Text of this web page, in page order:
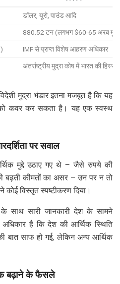
डॉलर, यूरो, पाउंड आदि
880.52 टन (लगभग $60-65 अरब
IMF से प्राप्त विशेष आहरण अधिकार
अंतर्राष्ट्रीय मुद्रा कोष में भारत की
मुद्रा भंडार इतना मजबूत है कि यह
कवर कर सकता है। यह एक स्वस्थ
पर सवाल
मुद्दे उठाए गए थे – जैसे रुपये की
बढ़ती कीमतों का असर – उन पर न तो
कोई विस्तृत स्पष्टीकरण दिया।
के साथ सारी जानकारी देश के सामने
है कि देश की आर्थिक स्थिति
बात साफ हो गई, लेकिन अन्य आर्थिक
बढ़ाने के फैसले